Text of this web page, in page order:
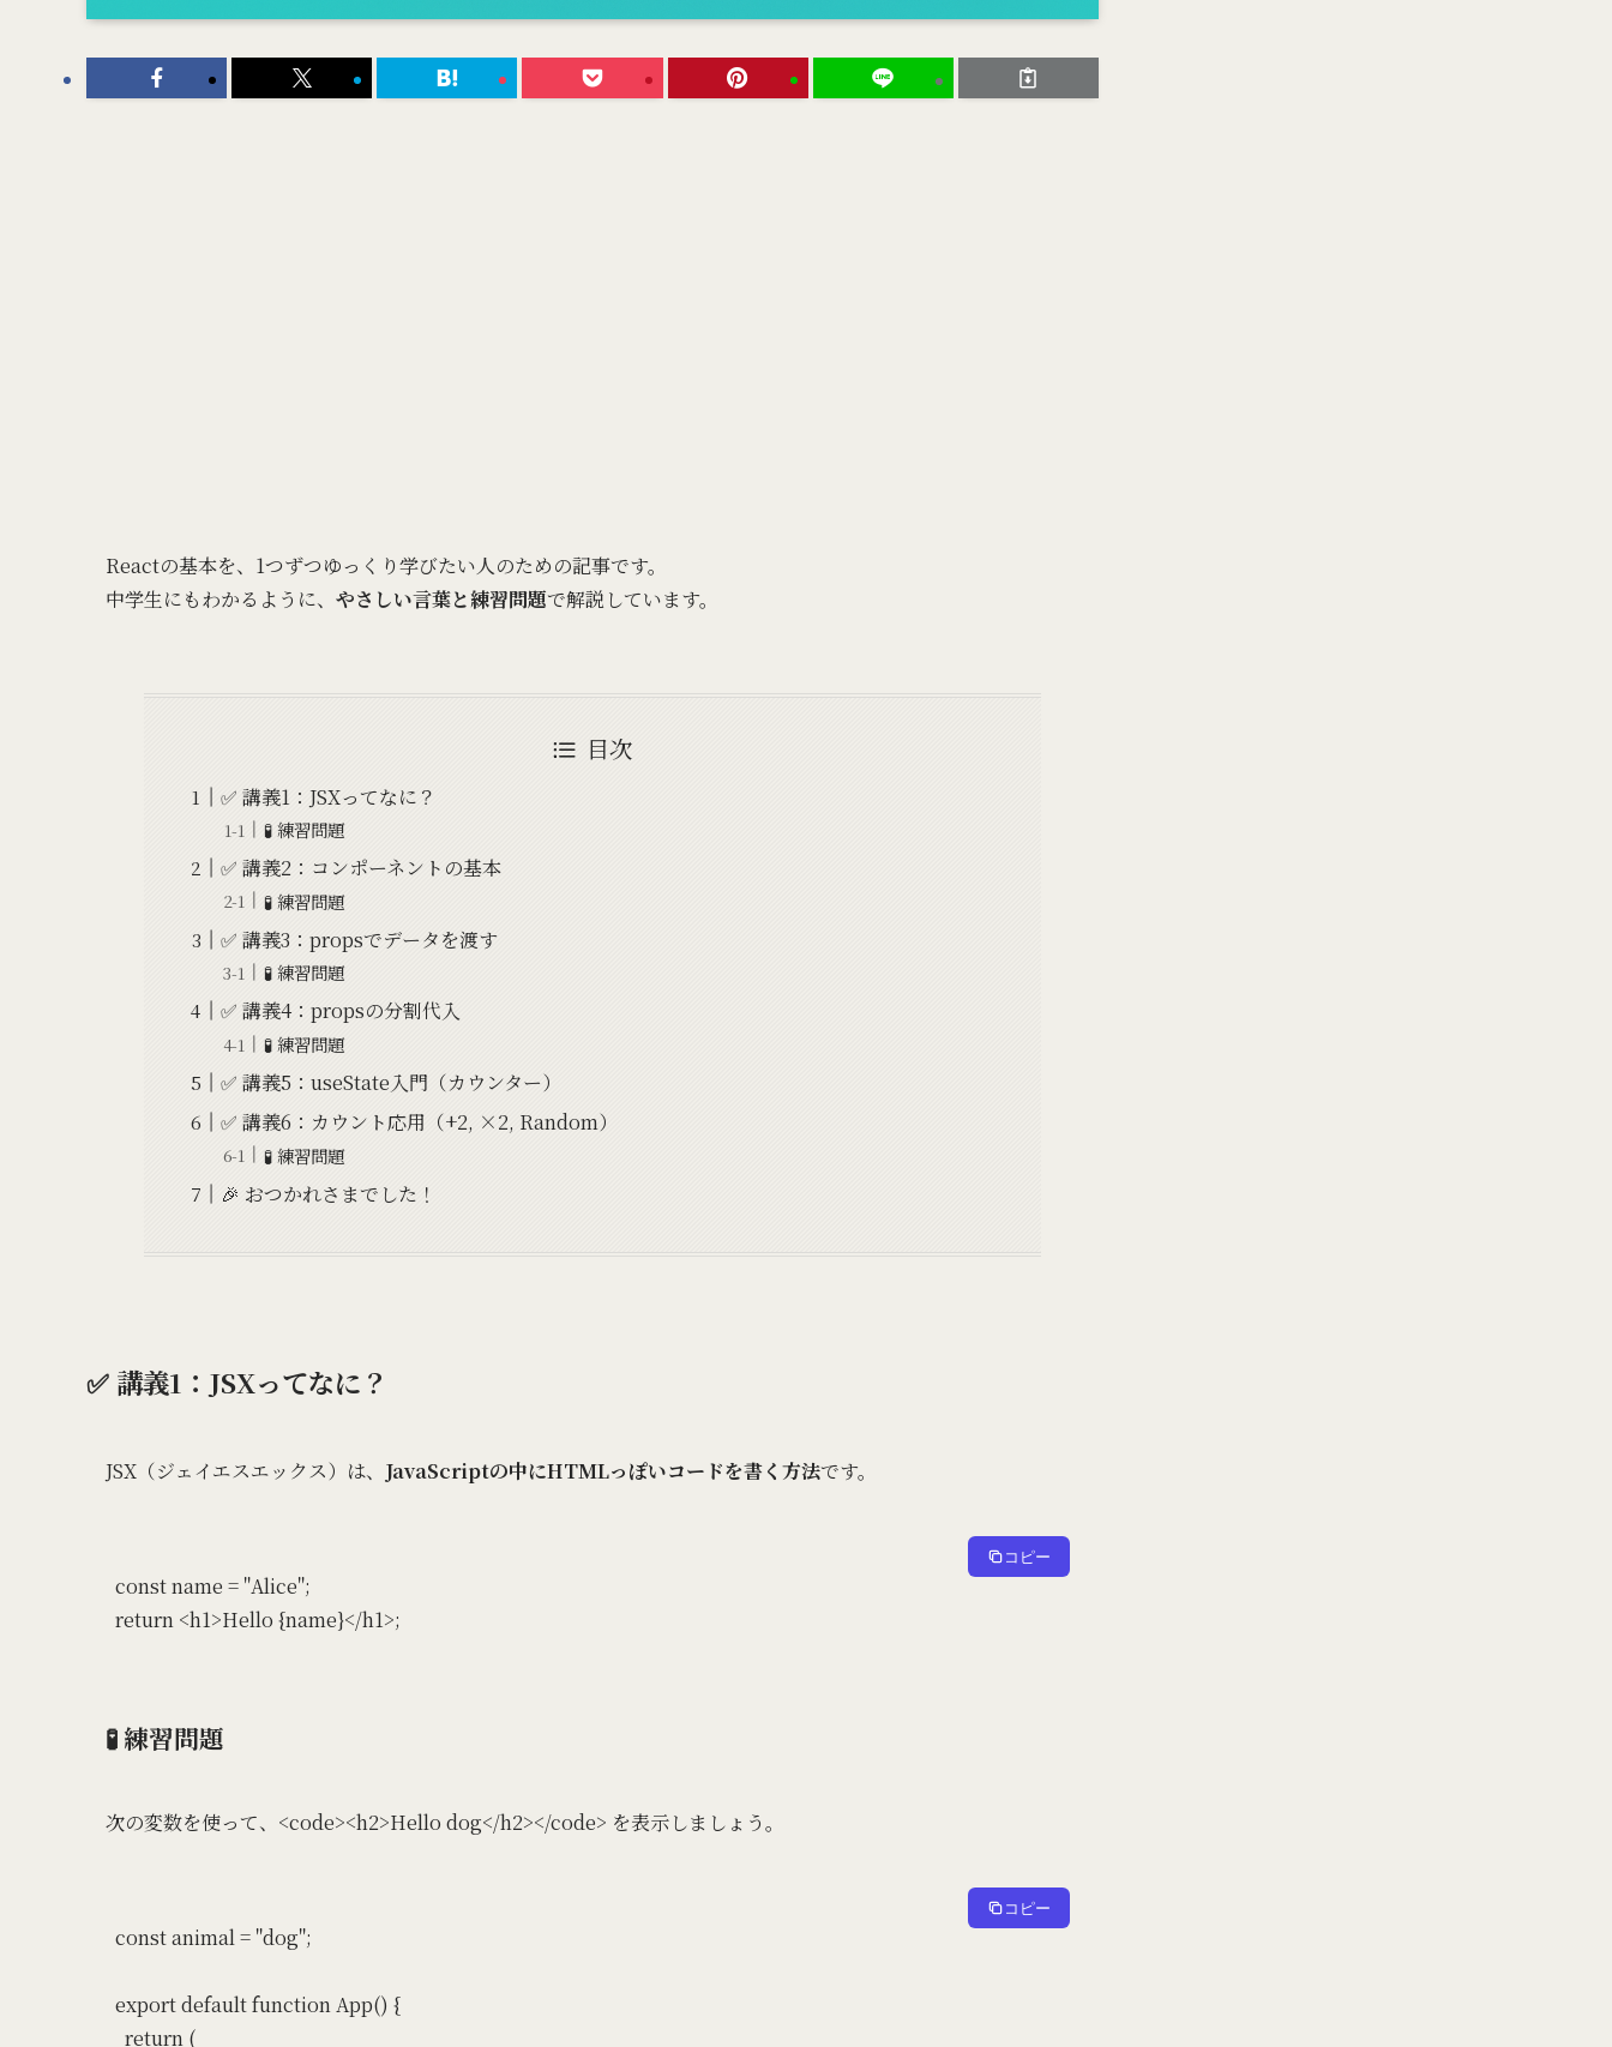
Reactの基本を、1つずつゆっくり学びたい人のための記事です。
中学生にもわかるように、 やさしい言葉と練習問題で解説しています。
目次
✅ 講義1：JSXってなに？
🧪 練習問題
✅ 講義2：コンポーネントの基本
🧪 練習問題
✅ 講義3：propsでデータを渡す
🧪 練習問題
✅ 講義4：propsの分割代入
🧪 練習問題
✅ 講義5：useState入門（カウンター）
✅ 講義6：カウント応用（+2, ×2, Random）
🧪 練習問題
🎉 おつかれさまでした！
✅ 講義1：JSXってなに？
JSX（ジェイエスエックス）は、 JavaScriptの中にHTMLっぽいコードを書く方法です。
const name = "Alice";
コピー
🧪 練習問題
次の変数を使って、<code><h2>Hello dog</h2></code> を表示しましょう。
const animal = "dog";
export default function App() {
  return (
コピー